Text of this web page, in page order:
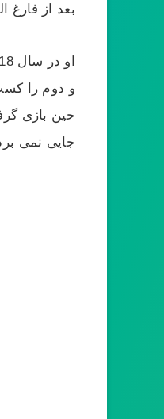
بعد از فارغ
او در سال 2018 بهترین بازیکن پوکر شد. دوست دختر او کریستن بیکنل است، که او هم از پوکر بازان بنام می باشد. اخیرا این دو در یک
و دوم را
حین بازی
جایی نمی